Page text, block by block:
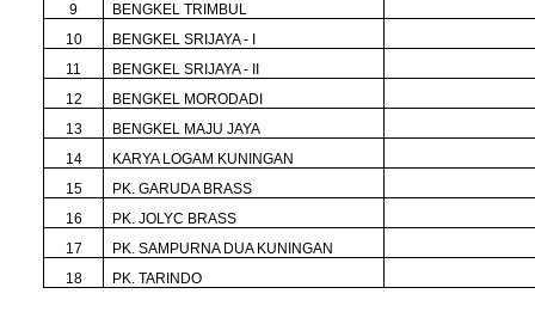
9
BENGKEL TRIMBUL
10
BENGKEL SRIJAYA - I
11
BENGKEL SRIJAYA - II
12
BENGKEL MORODADI
13
BENGKEL MAJU JAYA
14
KARYA LOGAM KUNINGAN
15
PK. GARUDA BRASS
16
PK. JOLYC BRASS
17
PK. SAMPURNA DUA KUNINGAN
18
PK. TARINDO